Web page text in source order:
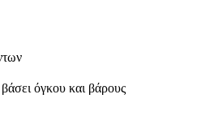
όγκου και βάρους